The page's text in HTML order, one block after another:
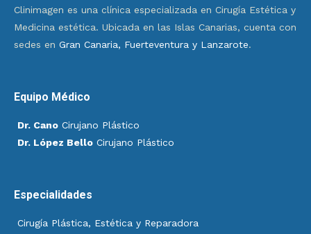
Clinimagen es una clínica especializada en Cirugía Estética y
Medicina estética. Ubicada en las Islas Canarias, cuenta con
sedes en Gran Canaria, Fuerteventura y Lanzarote.
Equipo Médico
Dr. Cano Cirujano Plástico
Dr. López Bello Cirujano Plástico
Especialidades
Cirugía Plástica, Estética y Reparadora